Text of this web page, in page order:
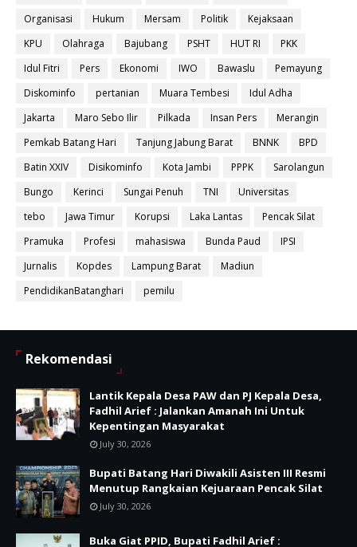
Organisasi
Hukum Mersam Politik
Kejaksaan
KPU
Olahraga Bajubang PSHT HUT RI
PKK
Idul Fitri
Pers Ekonomi IWO Bawaslu
Pemayung
Diskominfo
pertanian Muara Tembesi
Idul Adha
Jakarta
Maro Sebo Ilir Pilkada Insan Pers
Merangin
Pemkab Batang Hari
Tanjung Jabung Barat BNNK
BPD
Batin XXIV
Disikominfo Kota Jambi PPPK
Sarolangun
Bungo
Kerinci Sungai Penuh TNI
Universitas
tebo
Jawa Timur Korupsi Laka Lantas
Pencak Silat
Pramuka
Profesi mahasiswa Bunda Paud
IPSI
Jurnalis
Kopdes Lampung Barat
Madiun
PendidikanBatanghari
pemilu
Rekomendasi
Lantik Kepala Desa PAW dan PJ Kepala Desa,
Fadhil Arief : Jalankan Amanah Ini Untuk
Kepentingan Masyarakat
July 30, 2026
Bupati Batang Hari Diwakili Asisten III Resmi
Menutup Rangkaian Kejuaraan Pencak Silat
July 30, 2026
Buka Giat PPID, Bupati Fadhil Arief :